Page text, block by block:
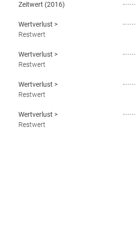
Zeitwert (2016)
Wertverlust >
Restwert
Wertverlust >
Restwert
Wertverlust >
Restwert
Wertverlust >
Restwert